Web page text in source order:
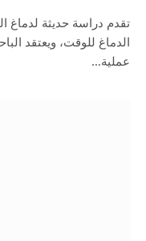
تقدم دراسة حديثة لدماغ
الدماغ للوقت، ويعتقد
عملية…